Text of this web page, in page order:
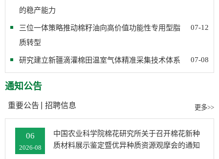
的稳产能力
07-12
三位一体策略推动棉籽油向高价值功能性专用型脂
质转型
07-08
研究建立新疆滴灌棉田温室气体精准采集技术体系
通知公告
更多>>
重要公告 招聘信息
06
2026-08
中国农业科学院棉花研究所关于召开棉花新种
质材料展示鉴定暨优异种质资源观摩会的通知